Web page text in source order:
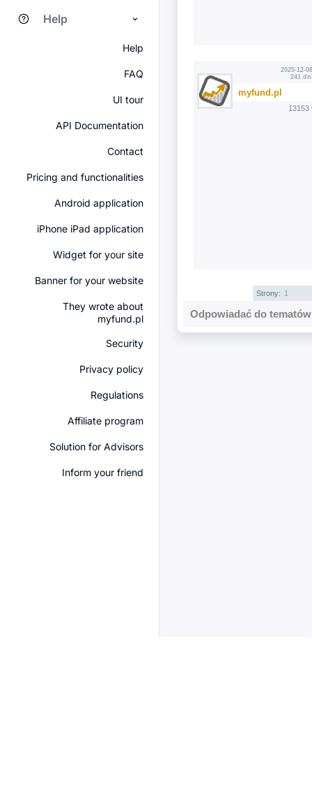
Help
Help
FAQ
UI tour
API Documentation
Contact
Pricing and functionalities
Android application
iPhone iPad application
Widget for your site
Banner for your website
They wrote about
myfund.pl
Security
Privacy policy
Regulations
Affiliate program
Solution for Advisors
Inform your friend
2025-12-
241
myfund.pl
13153
Strony: 1
Odpowiadać do